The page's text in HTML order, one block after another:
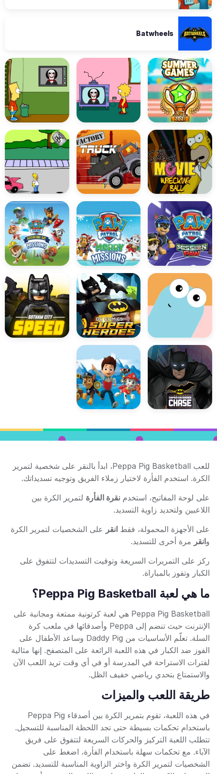
Batwheels
للعب Peppa Pig Basketball، ابدأ بالنقر على شخصية لتمرير
الكرة. استخدم الفأرة لاختيار زملاء الفريق وتوجيه تسديداتك.
على لوحة المفاتيح، استخدم نقرة الفأرة لتمرير الكرة بين
اللاعبين ولتحديد زاوية التسديد.
على الأجهزة المحمولة، فقط انقر على الشخصيات لتمرير الكرة
وانقر مرة أخرى للتسديد.
ركز على التمريرات السريعة وتوقيت التسديدات لتتفوق على
الكبار وتفوز بالمباراة.
ما هي لعبة Peppa Pig Basketball؟
Peppa Pig Basketball هي لعبة كرتونية ممتعة ومجانية على
الإنترنت حيث تنضم إلى Peppa وأصدقائها في ملعب كرة
السلة. تعلّم الأساسيات من Daddy Pig وساعد الأطفال على
الفوز ضد الكبار في هذه اللعبة الرائعة على المتصفح. إنها مثالية
لفترات الاستراحة في المدرسة أو في أي وقت تريد اللعب الآن
والاستمتاع بتحدي رياضي خفيف الظل.
طريقة اللعب والميزات
في هذه اللعبة، تقوم بتمرير الكرة بين أصدقاء Peppa Pig
باستخدام تحكمات بسيطة حتى تجد اللحظة المناسبة للتسجيل.
تتطلب اللعبة التركيز والحركات السريعة لتتفوق على فريق
الآباء. مع تحكمات سهلة باستخدام الفأرة، اضغط على
الشخصيات لتمرير الكرة واختر الزاوية المناسبة للتسديد. تضمن